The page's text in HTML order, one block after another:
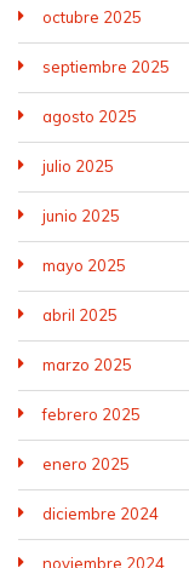
octubre 2025
septiembre 2025
agosto 2025
julio 2025
junio 2025
mayo 2025
abril 2025
marzo 2025
febrero 2025
enero 2025
diciembre 2024
noviembre 2024